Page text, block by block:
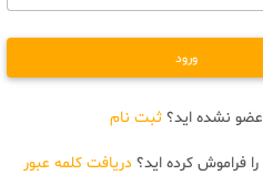
ورود
عضو نشده اید؟ ثبت نام
فراموش کرده اید؟دریافت کلمه عبور